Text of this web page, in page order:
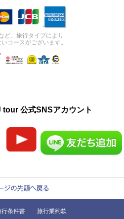
ど、旅行タイプにより
コースがございます。
公式SNSアカウント
行条件書 旅行業約款